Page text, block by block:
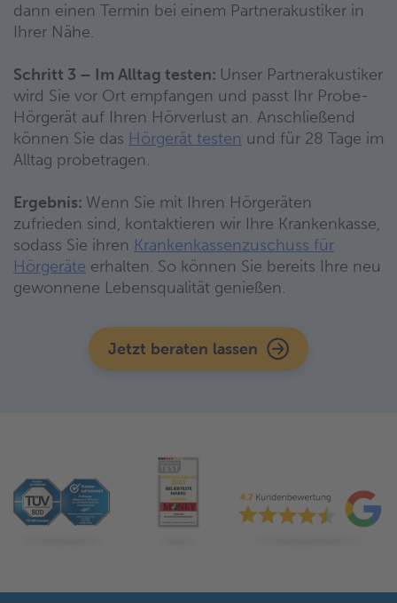
dann einen Termin bei einem Partnerakustiker in
Ihrer Nähe.
Schritt 3 – Im Alltag testen: Unser Partnerakustiker
wird Sie vor Ort empfangen und passt Ihr Probe-
Hörgerät auf Ihren Hörverlust an. Anschließend
können Sie das Hörgerät testen und für 28 Tage im
Alltag probetragen.
Ergebnis: Wenn Sie mit Ihren Hörgeräten
zufrieden sind, kontaktieren wir Ihre Krankenkasse,
sodass Sie ihren Krankenkassenzuschuss für
Hörgeräte erhalten. So können Sie bereits Ihre neu
gewonnene Lebensqualität genießen.
Jetzt beraten lassen